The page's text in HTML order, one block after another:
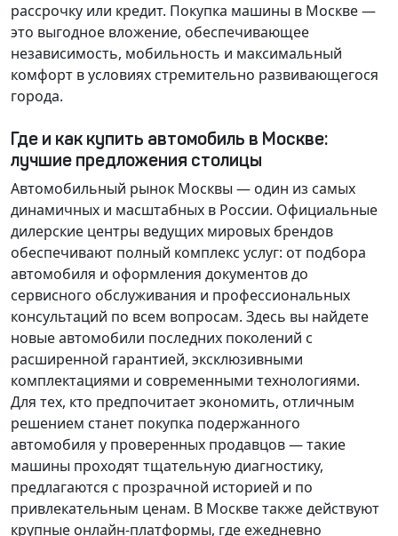
рассрочку или кредит. Покупка машины в Москве —
это выгодное вложение, обеспечивающее
независимость, мобильность и максимальный
комфорт в условиях стремительно развивающегося
города.
Где и как купить автомобиль в Москве:
лучшие предложения столицы
Автомобильный рынок Москвы — один из самых
динамичных и масштабных в России. Официальные
дилерские центры ведущих мировых брендов
обеспечивают полный комплекс услуг: от подбора
автомобиля и оформления документов до
сервисного обслуживания и профессиональных
консультаций по всем вопросам. Здесь вы найдете
новые автомобили последних поколений с
расширенной гарантией, эксклюзивными
комплектациями и современными технологиями.
Для тех, кто предпочитает экономить, отличным
решением станет покупка подержанного
автомобиля у проверенных продавцов — такие
машины проходят тщательную диагностику,
предлагаются с прозрачной историей и по
привлекательным ценам. В Москве также действуют
крупные онлайн-платформы, где ежедневно